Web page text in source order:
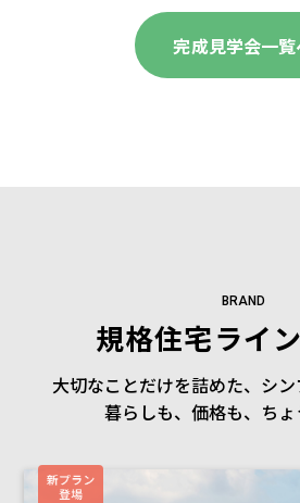
完成見学会一
BRAND
規格住宅ライ
大切なことだけを詰めた、 シン
暮らしも、価格も、 ち